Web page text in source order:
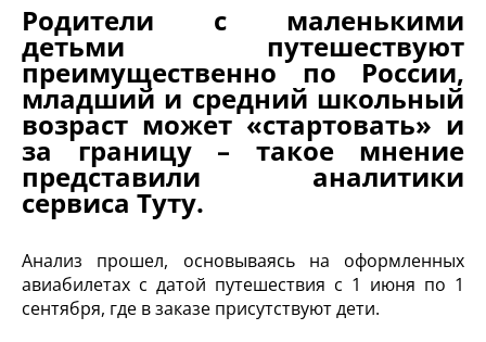
Родители с маленькими
детьми путешествуют
преимущественно по России,
младший и средний школьный
возраст может «стартовать» и
за границу – такое мнение
представили аналитики
сервиса Туту.
Анализ прошел, основываясь на оформленных
авиабилетах с датой путешествия с 1 июня по 1
сентября, где в заказе присутствуют дети.